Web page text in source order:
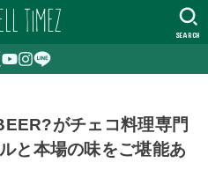
SEARCH
がチェコ料理専門
と本場の味をご堪能あ